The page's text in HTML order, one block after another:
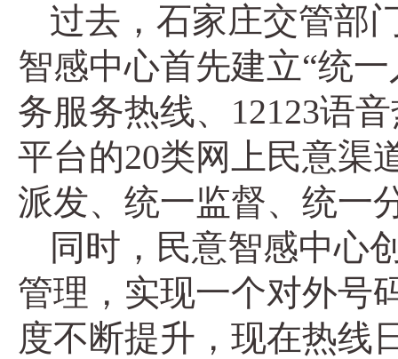
过去，石家庄交管部
智感中心首先建立“统
务服务热线、12123语
平台的20类网上民意渠
派发、统一监督、统一
同时，民意智感中心
管理，实现一个对外号
度不断提升，现在热线